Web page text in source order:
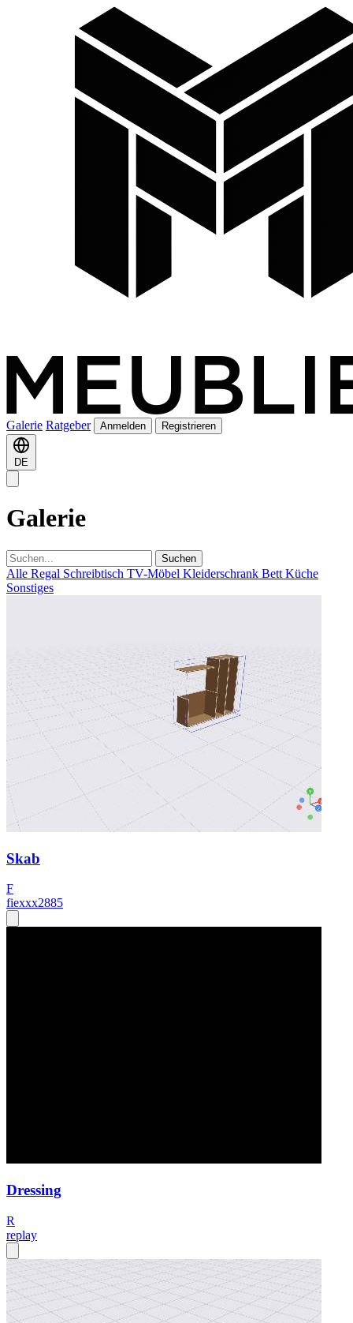
Galerie Ratgeber Anmelden Registrieren
DE
Galerie
Suchen
Alle Regal Schreibtisch TV-Möbel Kleiderschrank Bett Küche
Sonstiges
Skab
F
fiexxx2885
Dressing
R
replay